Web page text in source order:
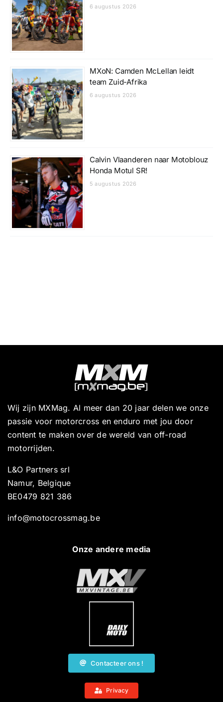
6 augustus 2026
MXoN: Camden McLellan leidt
team Zuid-Afrika
6 augustus 2026
Calvin Vlaanderen naar Motoblouz
Honda Motul SR!
5 augustus 2026
Wij zijn MXMag. Al meer dan 20 jaar delen we onze
passie voor motorcross en enduro met jou door
content te maken over de wereld van off-road
motorrijden.
L&O Partners srl
Namur, Belgique
BE0479 821 386
info@motocrossmag.be
Onze andere media
Contacteer ons !
Privacy